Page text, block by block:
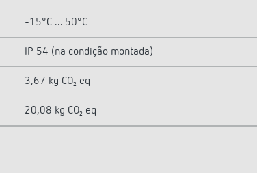
-15°C ... 50°C
IP 54 (na condição montada)
3,67 kg CO₂ eq
20,08 kg CO₂ eq